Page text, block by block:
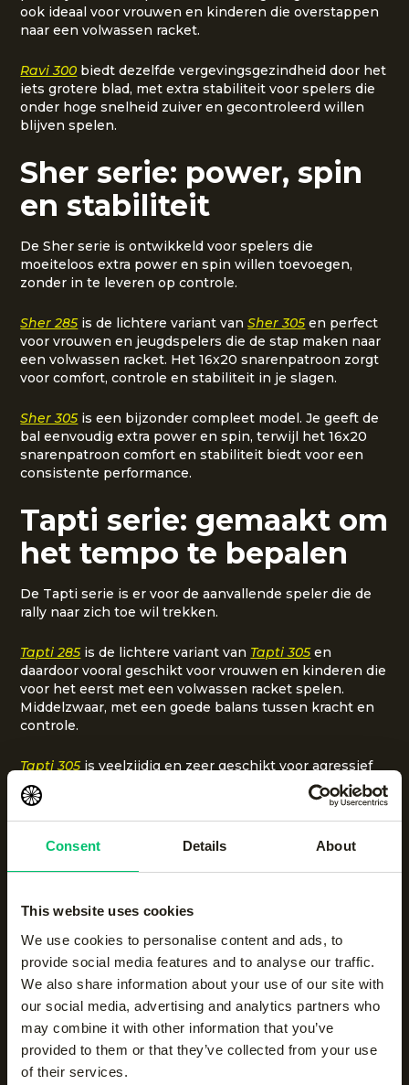
Consent Details About
This website uses cookies
We use cookies to personalise content and ads, to
provide social media features and to analyse our traffic.
We also share information about your use of our site with
our social media, advertising and analytics partners who
may combine it with other information that you’ve
provided to them or that they’ve collected from your use
of their services.
ook ideaal voor vrouwen en kinderen die overstappen
naar een volwassen racket.
Ravi 300 biedt dezelfde vergevingsgezindheid door het
iets grotere blad, met extra stabiliteit voor spelers die
onder hoge snelheid zuiver en gecontroleerd willen
blijven spelen.
Sher serie: power, spin
en stabiliteit
De Sher serie is ontwikkeld voor spelers die
moeiteloos extra power en spin willen toevoegen,
zonder in te leveren op controle.
Sher 285is de lichtere variant vanSher 305en perfect
voor vrouwen en jeugdspelers die de stap maken naar
een volwassen racket. Het 16x20 snarenpatroon zorgt
voor comfort, controle en stabiliteit in je slagen.
Sher 305is een bijzonder compleet model. Je geeft de
bal eenvoudig extra power en spin, terwijl het 16x20
snarenpatroon comfort en stabiliteit biedt voor een
consistente performance.
Tapti serie: gemaakt om
het tempo te bepalen
De Tapti serie is er voor de aanvallende speler die de
rally naar zich toe wil trekken.
Tapti 285is de lichtere variant van Tapti 305en
daardoor vooral geschikt voor vrouwen en kinderen die
voor het eerst met een volwassen racket spelen.
Middelzwaar, met een goede balans tussen kracht en
controle.
Tapti 305is veelzijdig en zeer geschikt voor agressief
spel. Het middelzware karakter en de sterke balans
tussen kracht en controle maken dit racket ideaal om
het tempo te bepalen en de rally naar je hand te
zetten.
voor groei
Ook voor jonge spelers biedt The Indian Maharadja
rackets die helpen om techniek, controle en
Devi 25biedt een perfecte balans tussen kracht en
controle. Het lichte ontwerp maakt het racket
gemakkelijk hanteerbaar en is geschikt voor kinderen